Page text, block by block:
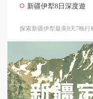
新疆伊犁8日深度遊
探索新疆伊犁最美8天7晚